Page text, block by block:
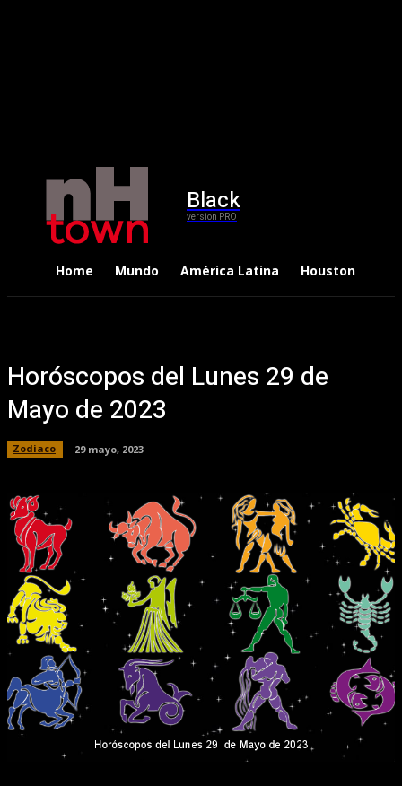
Black
version PRO
Home Mundo América Latina Houston
Horóscopos del Lunes 29 de
Mayo de 2023
Zodiaco 29 mayo, 2023
Facebook Pinterest WhatsApp